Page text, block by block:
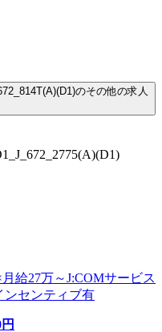
のその他の求人
給27万～J:COMサービス
ンセンティブ有
円